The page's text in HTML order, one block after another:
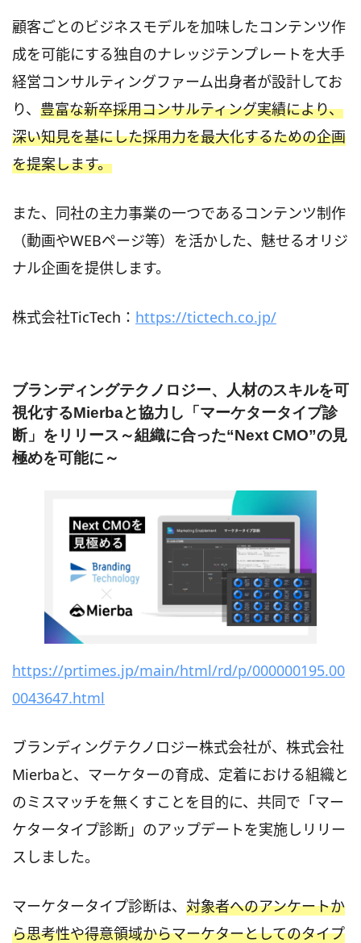
顧客ごとのビジネスモデルを加味したコンテンツ作
成を可能にする独自のナレッジテンプレートを大手
経営コンサルティングファーム出身者が設計してお
り、 豊富な新卒採用コンサルティング実績により、
深い知見を基にした採用力を最大化するための企画
を提案します。
また、同社の主力事業の一つであるコンテンツ制作
（動画やWEBページ等）を活かした、魅せるオリジ
ナル企画を提供します。
株式会社TicTech： https://tictech.co.jp/
ブランディングテクノロジー、人材のスキルを可
視化するMierbaと協力し「マーケタータイプ診
断」をリリース～組織に合った“Next CMO”の見
極めを可能に～
https://prtimes.jp/main/html/rd/p/000000195.00
0043647.html
ブランディングテクノロジー株式会社が、株式会社
Mierbaと、マーケターの育成、定着における組織と
のミスマッチを無くすことを目的に、共同で「マー
ケタータイプ診断」のアップデートを実施しリリー
スしました。
マーケタータイプ診断は、 対象者へのアンケートか
ら思考性や得意領域からマーケターとしてのタイプ